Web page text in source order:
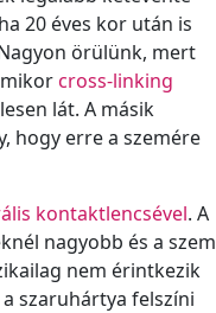
20 éves kor után is
örülünk, mert
cross-linking
lát. A másik
hogy erre a szemére
kontaktlencsével. A
nagyobb és a szem
nem érintkezik
szaruhártya felszíni